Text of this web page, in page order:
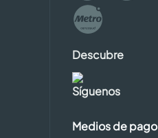
Descubre
Síguenos
Medios de pago